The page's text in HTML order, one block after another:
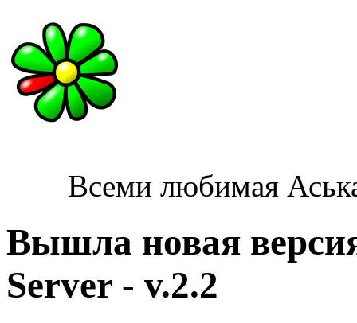
Всеми любимая
Вышла новая
Server - v.2.2